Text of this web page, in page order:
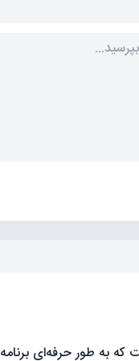
به طور حرفه‌ای برنامه